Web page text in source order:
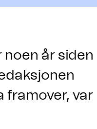
noen år siden
framover, var